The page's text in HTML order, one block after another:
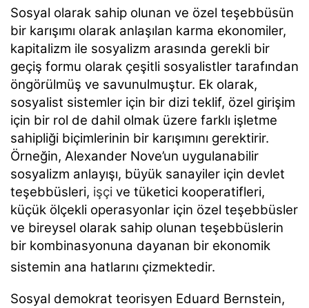
Sosyal olarak sahip olunan ve özel teşebbüsün
bir karışımı olarak anlaşılan karma ekonomiler,
kapitalizm ile sosyalizm arasında gerekli bir
geçiş formu olarak çeşitli sosyalistler tarafından
öngörülmüş ve savunulmuştur. Ek olarak,
sosyalist sistemler için bir dizi teklif, özel girişim
için bir rol de dahil olmak üzere farklı işletme
sahipliği biçimlerinin bir karışımını gerektirir.
Örneğin, Alexander Nove’un uygulanabilir
sosyalizm anlayışı, büyük sanayiler için devlet
teşebbüsleri, işçi ve tüketici kooperatifleri,
küçük ölçekli operasyonlar için özel teşebbüsler
ve bireysel olarak sahip olunan teşebbüslerin
bir kombinasyonuna dayanan bir ekonomik
sistemin ana hatlarını çizmektedir.
Sosyal demokrat teorisyen Eduard Bernstein,